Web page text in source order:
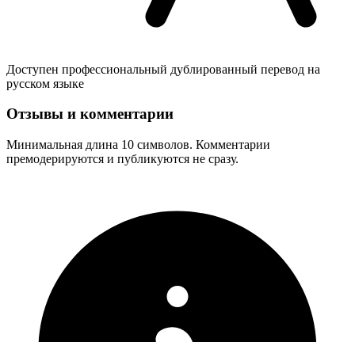
Доступен профессиональный дублированный перевод на
русском языке
Отзывы и комментарии
Минимальная длина 10 символов. Комментарии
премодерируются и публикуются не сразу.